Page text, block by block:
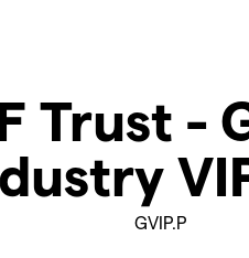
Trust -
GVIP.P